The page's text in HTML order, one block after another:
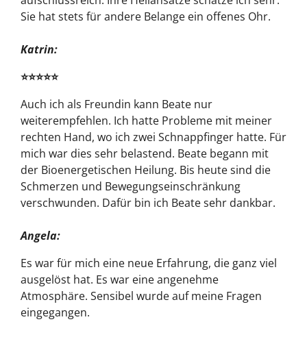
Sie hat stets für andere Belange ein offenes Ohr.
Katrin:
⭐⭐⭐⭐⭐
Auch ich als Freundin kann Beate nur
weiterempfehlen. Ich hatte Probleme mit meiner
rechten Hand, wo ich zwei Schnappfinger hatte. Für
mich war dies sehr belastend. Beate begann mit
der Bioenergetischen Heilung. Bis heute sind die
Schmerzen und Bewegungseinschränkung
verschwunden. Dafür bin ich Beate sehr dankbar.
Angela:
Es war für mich eine neue Erfahrung, die ganz viel
ausgelöst hat. Es war eine angenehme
Atmosphäre. Sensibel wurde auf meine Fragen
eingegangen.